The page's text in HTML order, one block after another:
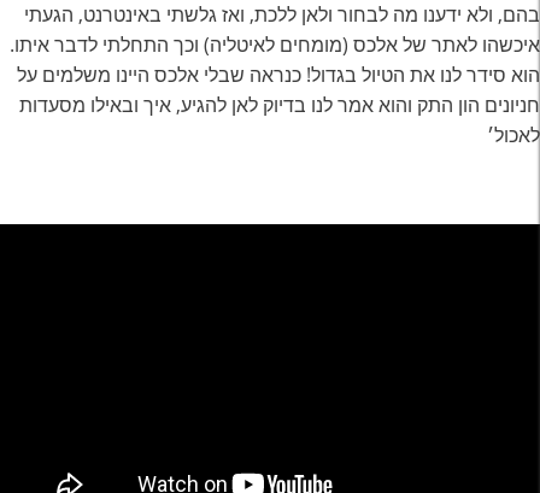
בהם, ולא ידענו מה לבחור ולאן ללכת, ואז גלשתי באינטרנט, הגעתי
איכשהו לאתר של אלכס (מומחים לאיטליה) וכך התחלתי לדבר איתו.
הוא סידר לנו את הטיול בגדול! כנראה שבלי אלכס היינו משלמים על
חניונים הון התק והוא אמר לנו בדיוק לאן להגיע, איך ובאילו מסעדות
לאכול׳